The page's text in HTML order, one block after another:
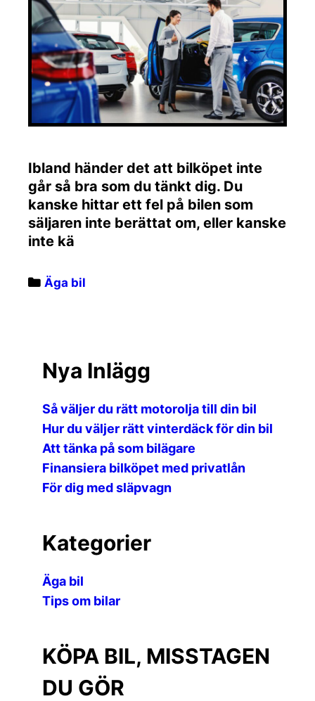
Ibland händer det att bilköpet inte
går så bra som du tänkt dig. Du
kanske hittar ett fel på bilen som
säljaren inte berättat om, eller kanske
inte kä
Categories
Äga bil
Nya Inlägg
Så väljer du rätt motorolja till din bil
Hur du väljer rätt vinterdäck för din bil
Att tänka på som bilägare
Finansiera bilköpet med privatlån
För dig med släpvagn
Kategorier
Äga bil
Tips om bilar
KÖPA BIL, MISSTAGEN
DU GÖR